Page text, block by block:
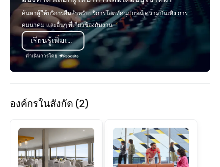
ค้นหาผู้ให้บริการอื่นสำหรับบริการโสตทัศนูปกรณ์ ความบันเทิง การ
คมนาคม และอื่นๆ ที่เกี่ยวข้องกับงาน
เรียนรู้เพิ่มเติม
ดำเนินการโดย
องค์กรในสังกัด (2)